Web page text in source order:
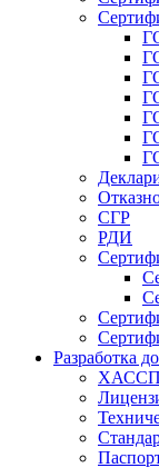
СГР
РДИ
Разработка
ХАССП